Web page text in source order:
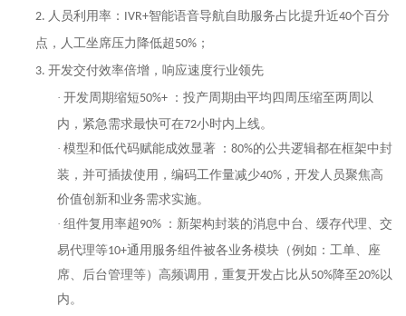
2. 人员利用率： IVR+智能语音导航自助服务占比提升近40个百分
点 ，人工坐席压力降低超 50% ；
3. 开发交付效率倍增，响应速度行业领先
· 开发周期缩短50%+ ： 投产周期由平均 四周 压缩至 两周 以
内 ， 紧急需求最快可在72小时内上线。
· 模型和低代码赋能成效显著 ： 80%的公共逻辑都在框架中封
装，并可插拔使用 ，编码工作量减少40% ，开发人员聚焦高
价值创新和业务需求实施。
· 组件复用率超 90% ： 新架构封装的消息中台、缓存代理、交
易代理等10+通用服务组件被各业务模块（例如：工单、座
席、后台管理等） 高频调用，重复开发占比从50%降至20%以
内。